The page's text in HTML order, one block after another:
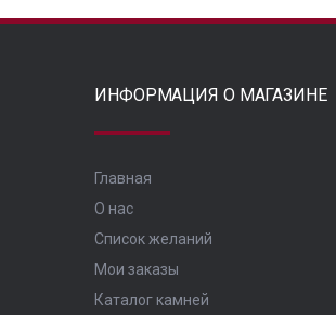
ИНФОРМАЦИЯ О МАГАЗИНЕ
Главная
О нас
Список желаний
Мои заказы
Каталог камней